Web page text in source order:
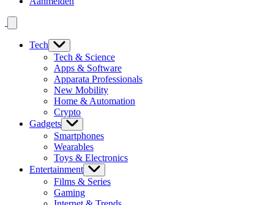
Tech
Tech & Science
Apps & Software
Apparata Professionals
New Mobility
Home & Automation
Crypto
Gadgets
Smartphones
Wearables
Toys & Electronics
Entertainment
Films & Series
Gaming